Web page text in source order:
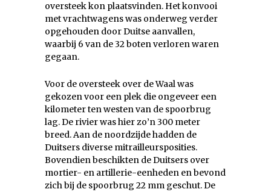
oversteek kon plaatsvinden. Het konvooi
met vrachtwagens was onderweg verder
opgehouden door Duitse aanvallen,
waarbij 6 van de 32 boten verloren waren
gegaan.
Voor de oversteek over de Waal was
gekozen voor een plek die ongeveer een
kilometer ten westen van de spoorbrug
lag. De rivier was hier zo’n 300 meter
breed. Aan de noordzijde hadden de
Duitsers diverse mitrailleursposities.
Bovendien beschikten de Duitsers over
mortier- en artillerie-eenheden en bevond
zich bij de spoorbrug 22 mm geschut. De